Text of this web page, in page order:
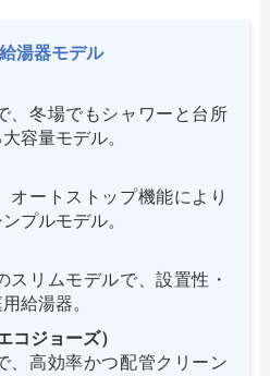
湯器モデル
、冬場でもシャワーと台所
容量モデル。
オートストップ機能により
プルモデル。
スリムモデルで、設置性・
給湯器。
コジョーズ）
、高効率かつ配管クリーン